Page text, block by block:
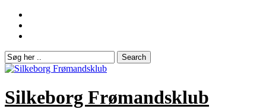
Skip
content
Silkeborg Frømandsklub